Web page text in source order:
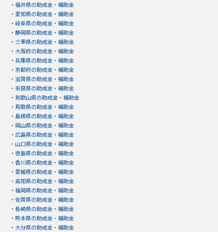
・ 福井県の助成金・補助金
・ 愛知県の助成金・補助金
・ 岐阜県の助成金・補助金
・ 静岡県の助成金・補助金
・ 三重県の助成金・補助金
・ 大阪府の助成金・補助金
・ 兵庫県の助成金・補助金
・ 京都府の助成金・補助金
・ 滋賀県の助成金・補助金
・ 奈良県の助成金・補助金
・ 和歌山県の助成金・補助金
・ 鳥取県の助成金・補助金
・ 島根県の助成金・補助金
・ 岡山県の助成金・補助金
・ 広島県の助成金・補助金
・ 山口県の助成金・補助金
・ 徳島県の助成金・補助金
・ 香川県の助成金・補助金
・ 愛媛県の助成金・補助金
・ 高知県の助成金・補助金
・ 福岡県の助成金・補助金
・ 佐賀県の助成金・補助金
・ 長崎県の助成金・補助金
・ 熊本県の助成金・補助金
・ 大分県の助成金・補助金